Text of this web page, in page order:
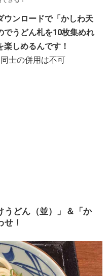
ウンロードで「かしわ天
でうどん札を10枚集めれ
しめるんです！
士の併用は不可
うどん（並）」＆「か
！